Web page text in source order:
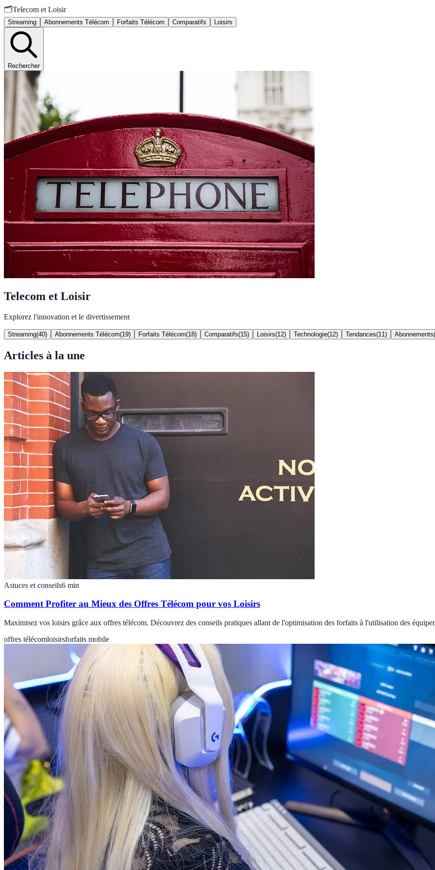
🗂️Telecom et Loisir
Streaming Abonnements Télécom Forfaits Télécom Comparatifs Loisirs
Rechercher
Telecom et Loisir
Explorez l'innovation et le divertissement
Streaming(40) Abonnements Télécom(19) Forfaits Télécom(18) Comparatifs(15) Loisirs(12) Technologie(12) Tendances(11 ) Abonnements(
Articles à la une
Astuces et conseils6 min
Comment Profiter au Mieux des Offres Télécom pour vos Loisirs
Maximisez vos loisirs grâce aux offres télécom. Découvrez des conseils pratiques allant de l'optimisation des forfaits à l'utilisation des
offres télécomloisirsforfaits mobile